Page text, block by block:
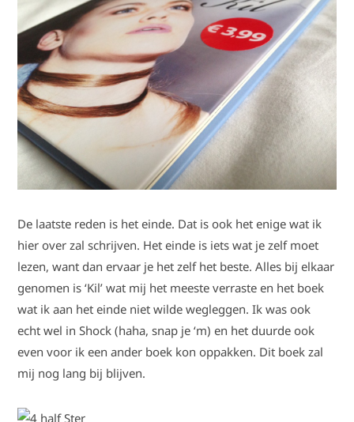
De laatste reden is het einde. Dat is ook het enige wat ik
hier over zal schrijven. Het einde is iets wat je zelf moet
lezen, want dan ervaar je het zelf het beste. Alles bij elkaar
genomen is ‘Kil’ wat mij het meeste verraste en het boek
wat ik aan het einde niet wilde wegleggen. Ik was ook
echt wel in Shock (haha, snap je ‘m) en het duurde ook
even voor ik een ander boek kon oppakken. Dit boek zal
mij nog lang bij blijven.